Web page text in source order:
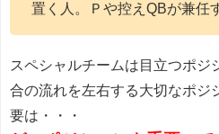
置く人。
Ｐや控えQBが兼任
スペシャルチームは目立つポジ
合の流れを左右する大切なポジ
要は・・・